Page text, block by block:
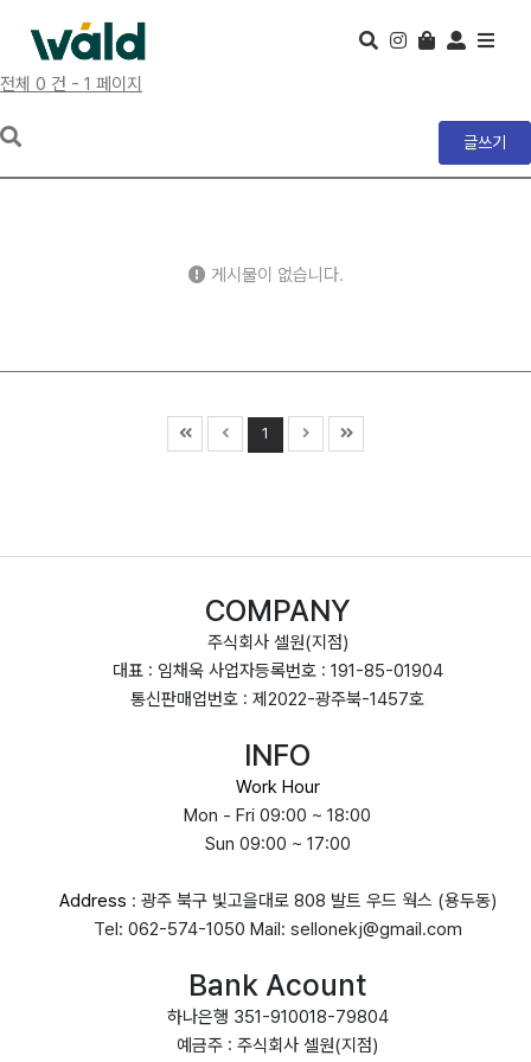
전체 0 건 - 1 페이지
글쓰기
게시물이 없습니다.
1
COMPANY
주식회사 셀원(지점)
대표 : 임채욱 사업자등록번호 : 191-85-01904
통신판매업번호 : 제2022-광주북-1457호
INFO
Work Hour
Mon - Fri 09:00 ~ 18:00
Sun 09:00 ~ 17:00
Address : 광주 북구 빛고을대로 808 발트 우드 웍스 (용두동)
Tel: 062-574-1050 Mail: sellonekj@gmail.com
Bank Acount
하나은행 351-910018-79804
예금주 : 주식회사 셀원(지점)